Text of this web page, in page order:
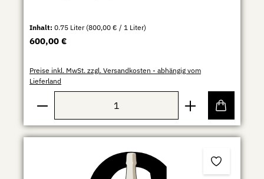
Inhalt:0.75 Liter (800,00 € / 1 Liter)
Regulärer Preis:
600,00 €
Preise inkl. MwSt. zzgl. Versandkosten - abhängig vom
Lieferland
Produkt Anzahl: Gib den gewünschten Wert ein